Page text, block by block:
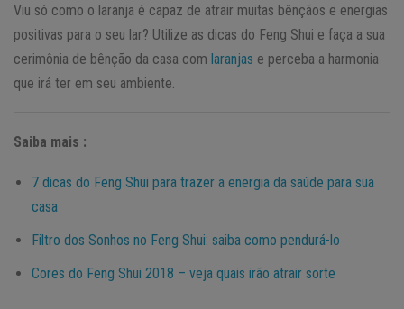
Viu só como o laranja é capaz de atrair muitas bênçãos e energias
positivas para o seu lar? Utilize as dicas do Feng Shui e faça a sua
cerimônia de bênção da casa com laranjas e perceba a harmonia
que irá ter em seu ambiente.
Saiba mais :
7 dicas do Feng Shui para trazer a energia da saúde para sua
casa
Filtro dos Sonhos no Feng Shui: saiba como pendurá-lo
Cores do Feng Shui 2018 – veja quais irão atrair sorte